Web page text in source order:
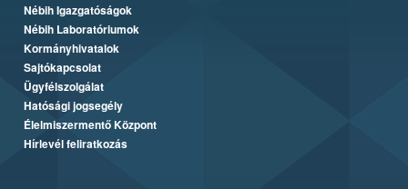
Nébih Igazgatóságok
Nébih Laboratóriumok
Kormányhivatalok
Sajtókapcsolat
Ügyfélszolgálat
Hatósági jogsegély
Élelmiszermentő Központ
Hírlevél feliratkozás